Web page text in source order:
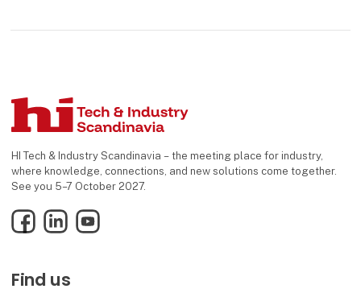
HI Tech & Industry Scandinavia – the meeting place for industry,
where knowledge, connections, and new solutions come together.
See you 5–7 October 2027.
FacebookLinkedInYouTube
Find us